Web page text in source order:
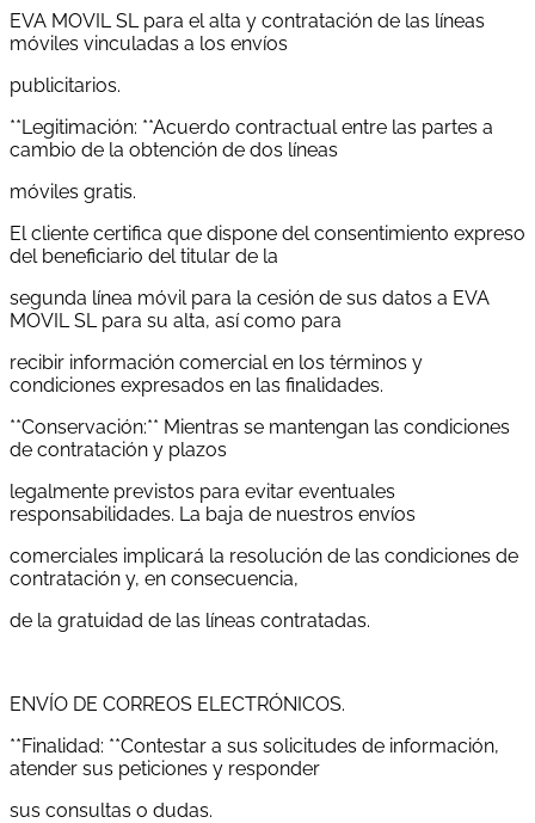
EVA MOVIL SL para el alta y contratación de las líneas
móviles vinculadas a los envíos
publicitarios.
**Legitimación: **Acuerdo contractual entre las partes a
cambio de la obtención de dos líneas
móviles gratis.
El cliente certifica que dispone del consentimiento expreso
del beneficiario del titular de la
segunda línea móvil para la cesión de sus datos a EVA
MOVIL SL para su alta, así como para
recibir información comercial en los términos y
condiciones expresados en las finalidades.
**Conservación:** Mientras se mantengan las condiciones
de contratación y plazos
legalmente previstos para evitar eventuales
responsabilidades. La baja de nuestros envíos
comerciales implicará la resolución de las condiciones de
contratación y, en consecuencia,
de la gratuidad de las líneas contratadas.
ENVÍO DE CORREOS ELECTRÓNICOS.
**Finalidad: **Contestar a sus solicitudes de información,
atender sus peticiones y responder
sus consultas o dudas.